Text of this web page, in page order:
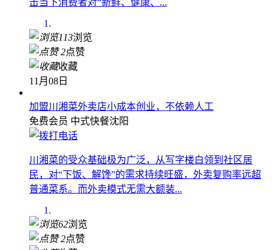
击当下消费者对“新鲜、健康、...
113浏览
2点赞
收藏
11月08日
加盟川湘菜外卖店小成本创业，不依赖人工
免费会员 中式快餐沈阳
川湘菜的受众基础极为广泛，从写字楼白领到社区居
民，对“下饭、解馋”的需求持续旺盛，外卖复购率远超
普通菜系。而外卖模式无需大额装...
62浏览
2点赞